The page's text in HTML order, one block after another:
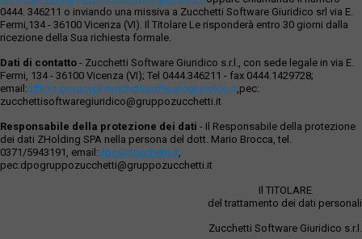
0444. 346211 o inviando una missiva a Zucchetti Software Giuridico srl via E.
Fermi,134 - 36100 Vicenza (VI). Il Titolare Le risponderà entro 30 giorni dalla
ricezione della Sua richiesta formale.
Dati di contatto - Zucchetti Software Giuridico s.r.l., con sede legale in via E.
Fermi, 134 - 36100 Vicenza (VI); Tel 0444.346211 - fax 0444.1429728;
email:ufficio.privacy@zucchettisoftwaregiuridico.it ,pec:
zucchettisoftwaregiuridico@gruppozucchetti.it
Responsabile della protezione dei dati - Il Responsabile della protezione
dei dati ZHolding SPA nella persona del dott. Mario Brocca, tel.
0371/5943191, email:dpo@zucchetti.it
pec:dpogruppozucchetti@gruppozucchetti.it
Il TITOLARE
del trattamento dei dati personali
Zucchetti Software Giuridico s.r.l.